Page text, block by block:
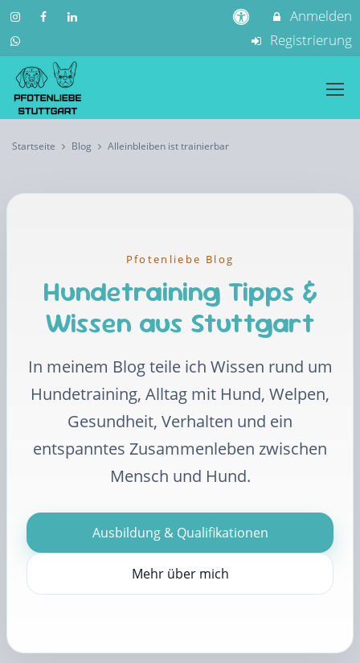
Anmelden
Registrierung
Startseite Blog Alleinbleiben ist trainierbar
Pfotenliebe Blog
Hundetraining Tipps &
Wissen aus Stuttgart
In meinem Blog teile ich Wissen rund um
Hundetraining, Alltag mit Hund, Welpen,
Gesundheit, Verhalten und ein
entspanntes Zusammenleben zwischen
Mensch und Hund.
Ausbildung & Qualifikationen
Mehr über mich